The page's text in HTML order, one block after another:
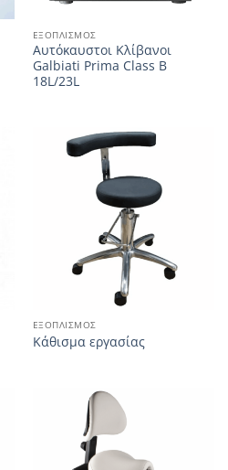
ΕΞΟΠΛΙΣΜΌΣ
Αυτόκαυστοι Κλίβανοι
Galbiati Prima Class B
18L/23L
ΕΞΟΠΛΙΣΜΌΣ
Κάθισμα εργασίας